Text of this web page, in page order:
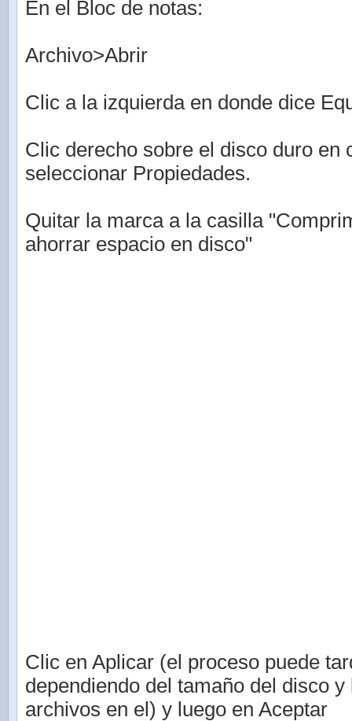
En el Bloc de notas:
Archivo>Abrir
Clic a la izquierda en donde dice
Clic derecho sobre el disco duro en
seleccionar Propiedades.
Quitar la marca a la casilla
ahorrar espacio en disco"
Clic en Aplicar (el proceso puede
dependiendo del tamaño del disco y
archivos en el) y luego en Aceptar